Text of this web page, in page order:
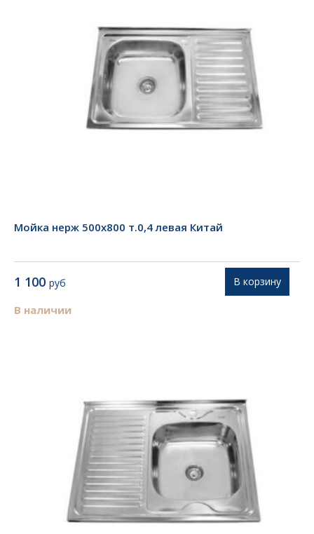
Мойка нерж 500х800 т.0,4 левая Китай
1 100 руб
В наличии
В корзину